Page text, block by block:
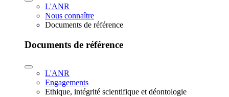
L'ANR
Nous connaître
Documents de référence
Documents de référence
L'ANR
Engagements
Ethique, intégrité scientifique et déontologie